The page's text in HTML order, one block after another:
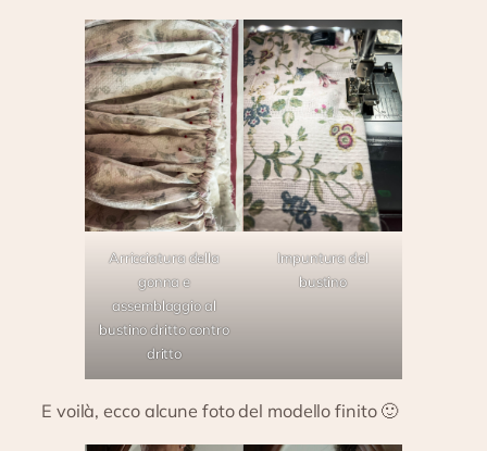
Arricciatura della
gonna e
assemblaggio al
bustino dritto contro
dritto
Impuntura del
bustino
E voilà, ecco alcune foto del modello finito 🙂